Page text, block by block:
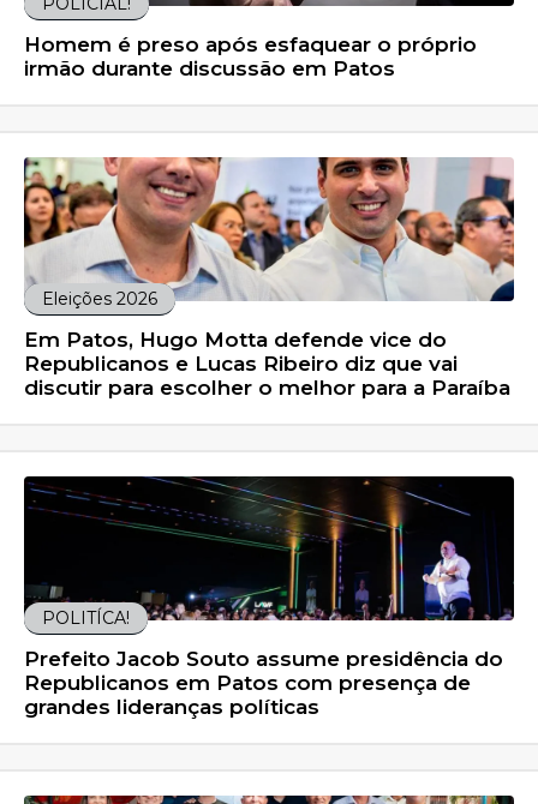
Homem é preso após esfaquear o próprio
irmão durante discussão em Patos
Eleições 2026
Em Patos, Hugo Motta defende vice do
Republicanos e Lucas Ribeiro diz que vai
discutir para escolher o melhor para a Paraíba
POLITÍCA!
Prefeito Jacob Souto assume presidência do
Republicanos em Patos com presença de
grandes lideranças políticas